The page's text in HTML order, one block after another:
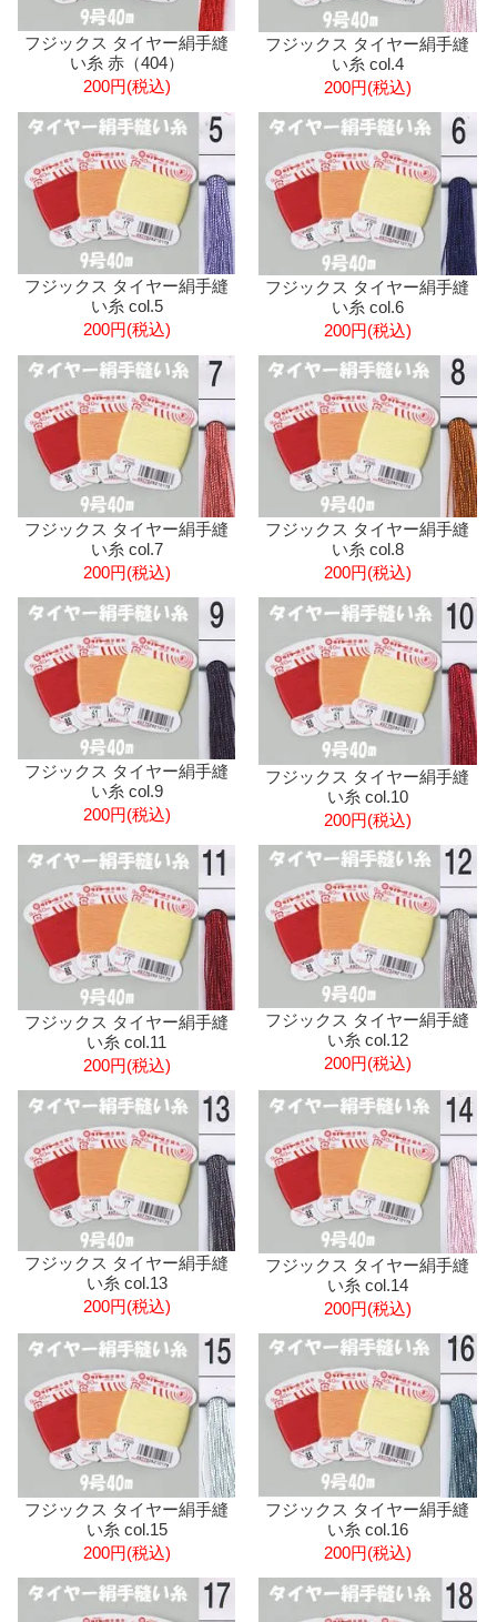
フジックス タイヤー絹手縫
い糸 赤（404）
200円(税込)
フジックス タイヤー絹手縫
い糸 col.4
200円(税込)
フジックス タイヤー絹手縫
い糸 col.5
200円(税込)
フジックス タイヤー絹手縫
い糸 col.6
200円(税込)
フジックス タイヤー絹手縫
い糸 col.7
200円(税込)
フジックス タイヤー絹手縫
い糸 col.8
200円(税込)
フジックス タイヤー絹手縫
い糸 col.9
200円(税込)
フジックス タイヤー絹手縫
い糸 col.10
200円(税込)
フジックス タイヤー絹手縫
い糸 col.11
200円(税込)
フジックス タイヤー絹手縫
い糸 col.12
200円(税込)
フジックス タイヤー絹手縫
い糸 col.13
200円(税込)
フジックス タイヤー絹手縫
い糸 col.14
200円(税込)
フジックス タイヤー絹手縫
い糸 col.15
200円(税込)
フジックス タイヤー絹手縫
い糸 col.16
200円(税込)